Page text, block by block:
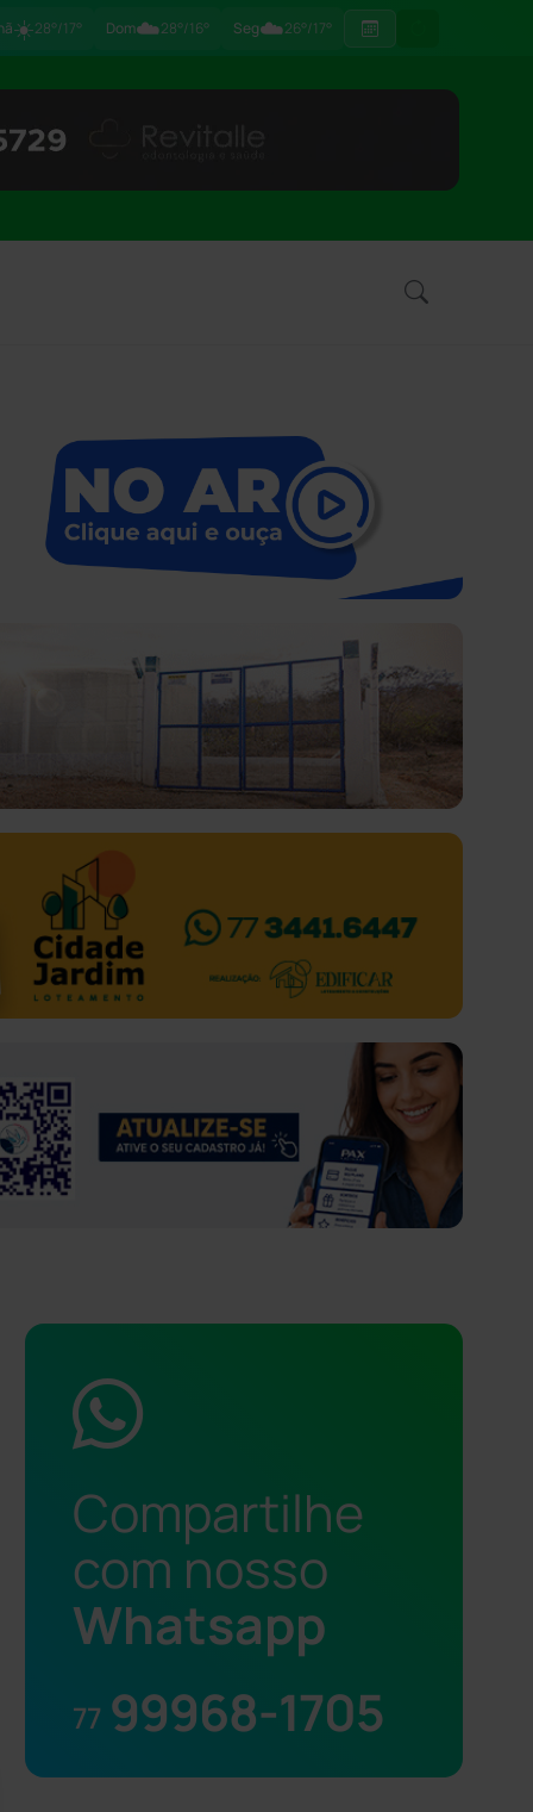
☀️28°/17° Dom☁️28°/16° Seg☁️26°/17°
Compartilhe
com nosso
Whatsapp
77 99968-1705